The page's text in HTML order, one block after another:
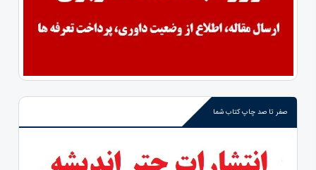
صفر تا صد چاپ کتاب شما